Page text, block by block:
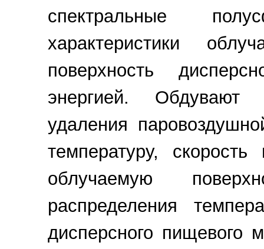
спектральные
характеристики
поверхность
энергией. Обдувают
удаления
температуру,
облучаемую
распределения
дисперсного пищевого